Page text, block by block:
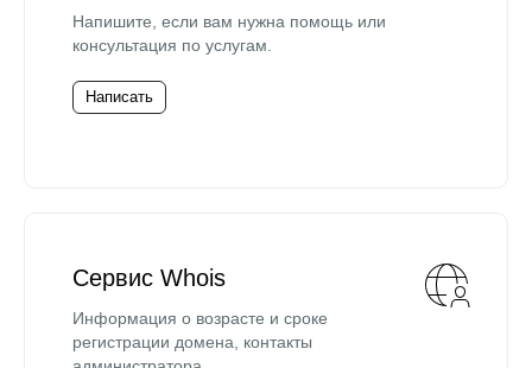
Напишите, если вам нужна помощь или
консультация по услугам.
Написать
Сервис Whois
Информация о возрасте и сроке
регистрации домена, контакты